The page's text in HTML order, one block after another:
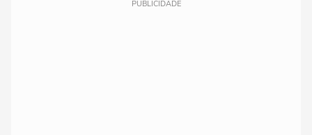
PUBLICIDADE